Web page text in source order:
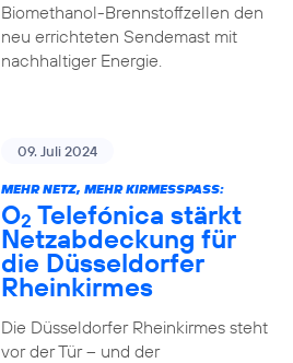
Biomethanol-Brennstoffzellen den
neu errichteten Sendemast mit
nachhaltiger Energie.
09. Juli 2024
MEHR NETZ, MEHR KIRMESSPASS:
O2 Telefónica stärkt
Netzabdeckung für
die Düsseldorfer
Rheinkirmes
Die Düsseldorfer Rheinkirmes steht
vor der Tür – und der